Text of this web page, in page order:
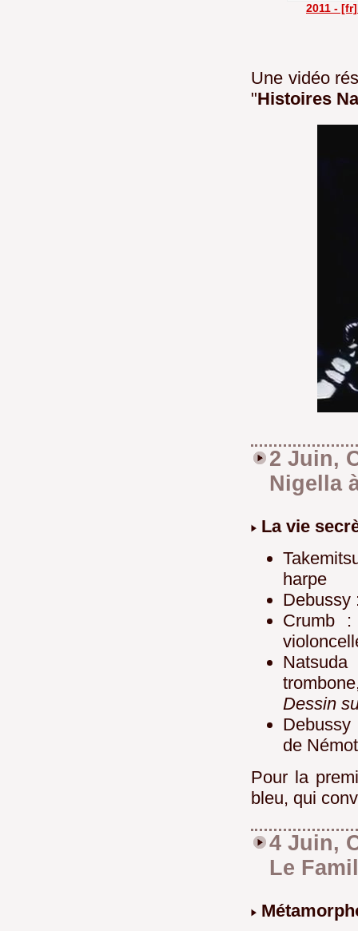
2011 -
Une vidéo
"Histoires
2 Juin,
Nigella
La vie
harpe
Debussy
Crumb
Dessin
Debussy
de
Pour la
bleu, qui
4 Juin,
Le